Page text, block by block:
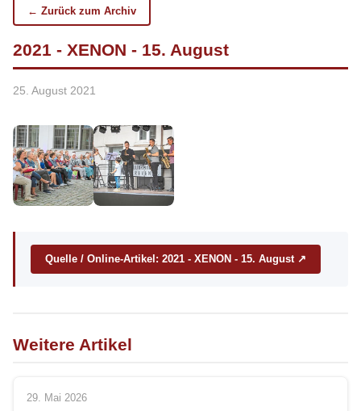
← Zurück zum Archiv
2021 - XENON - 15. August
25. August 2021
Quelle / Online-Artikel: 2021 - XENON - 15. August ↗
Weitere Artikel
29. Mai 2026